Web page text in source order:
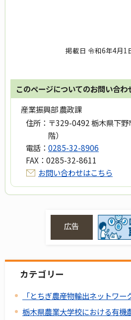
掲載日 令和6年4月1
このページについてのお問い合わ
産業振興部 農政課
住所： 〒329-0492 栃木県下
階）
電話： 0285-32-8906
FAX： 0285-32-8611
お問い合わせはこちら
広告
カテゴリー
「とちぎ農産物輸出ネットワー
栃木県農業大学校における有機